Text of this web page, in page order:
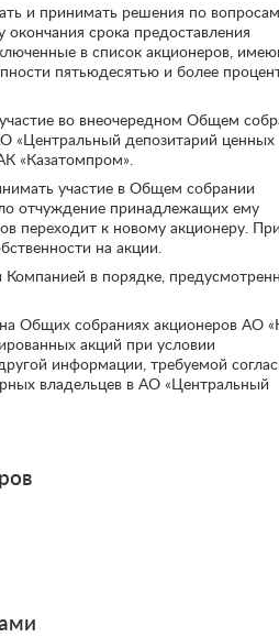
и принимать решения по вопросам
срока предоставления
в список акционеров,
пятьюдесятью и более
во внеочередном Общем
«Центральный депозитарий ценных
«Казатомпром».
участие в Общем собрании
отчуждение принадлежащих ему
переходит к новому акционеру. При
на акции.
в порядке,
Общих собраниях акционеров АО
акций при условии
информации, требуемой
владельцев в АО «Центральный